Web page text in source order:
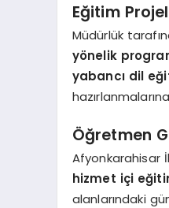
Eğitim
Müdürlük
yönelik
yabancı dil
Öğretmen
Afyonkarahisar
hizmet içi
alanlarındaki